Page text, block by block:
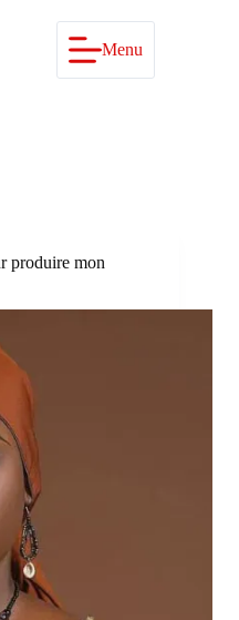
Menu
produire mon